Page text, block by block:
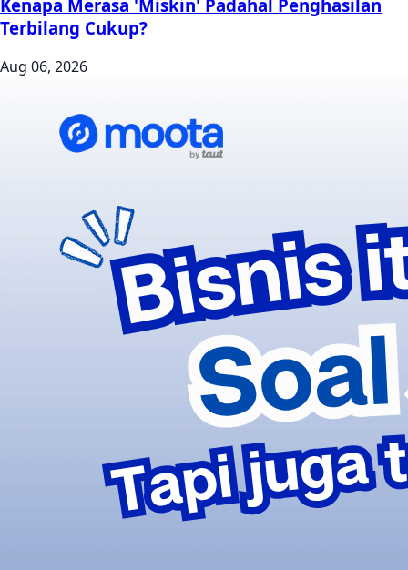
Kenapa Merasa 'Miskin' Padahal Penghasilan
Terbilang Cukup?
Aug 06, 2026